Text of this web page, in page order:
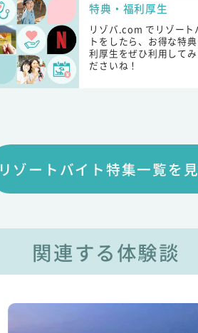
特典・福利厚生
リゾバ.com でリゾート
トをしたら、お得な特
利厚生をぜひ利用してみ
ださいね！
リゾートバイト特集一覧を
関連する体験談